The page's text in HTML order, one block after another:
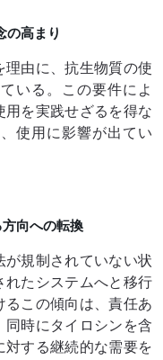
の高まり
理由に、抗生物質の使
いる。この要件によ
用を実践せざるを得な
使用に影響が出てい
向への転換
が規制されていない状
れたシステムへと移行
るこの傾向は、責任あ
同時にタイロシンを含
対する継続的な需要を